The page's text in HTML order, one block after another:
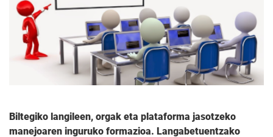
Biltegiko langileen, orgak eta plataforma jasotzeko
manejoaren inguruko formazioa. Langabetuentzako